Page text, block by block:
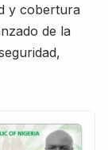
y cobertura
de la